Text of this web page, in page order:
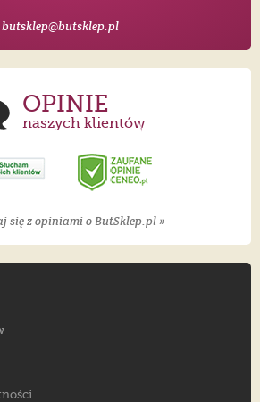
butsklep@butsklep.pl
OPINIE
naszych klientów
się z opiniami o ButSklep.pl »